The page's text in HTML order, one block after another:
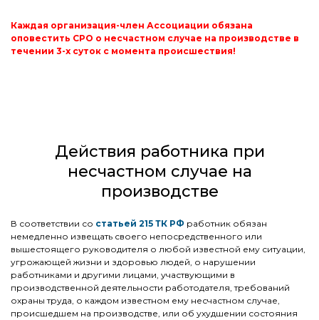
Каждая организация-член Ассоциации обязана
оповестить СРО о несчастном случае на производстве в
течении 3-х суток с момента происшествия!
Действия работника при
несчастном случае на
производстве
В соответствии со статьей 215 ТК РФ работник обязан
немедленно извещать своего непосредственного или
вышестоящего руководителя о любой известной ему ситуации,
угрожающей жизни и здоровью людей, о нарушении
работниками и другими лицами, участвующими в
производственной деятельности работодателя, требований
охраны труда, о каждом известном ему несчастном случае,
происшедшем на производстве, или об ухудшении состояния